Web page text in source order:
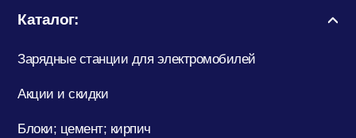
Каталог:
Зарядные станции для электромобилей
Акции и скидки
Блоки; цемент; кирпич